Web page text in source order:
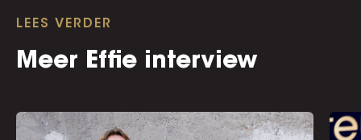
LEES VERDER
Meer Effie interview